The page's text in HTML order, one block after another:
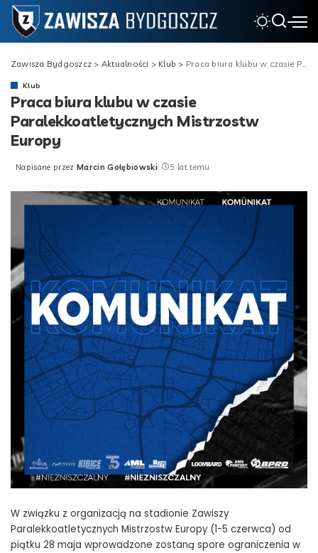
Zawisza Bydgoszcz > Aktualności > Klub > Praca biura klubu w czasie Paralekkoatletycznych Mistrzostw Europy
Klub
Praca biura klubu w czasie
Paralekkoatletycznych Mistrzostw
Europy
Posted
Napisane przez Marcin Gołębiowski 5 lat temu
W związku z organizacją na stadionie Zawiszy
Paralekkoatletycznych Mistrzostw Europy (1-5 czerwca) od
piątku 28 maja wprowadzone zostaną spore ograniczenia w